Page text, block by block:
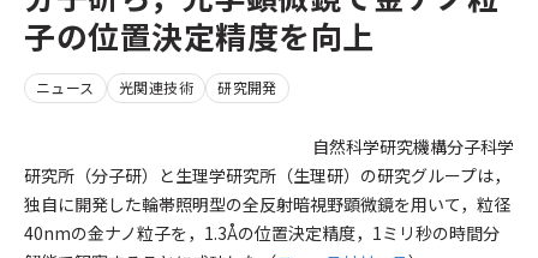
子の位置決定精度を向上
ニュース 光関連技術 研究開発
自然科学研究機構分子科学
研究所（分子研）と生理学研究所（生理研）の研究グループは，
独自に開発した輪帯照明型の全反射暗視野顕微鏡を用いて，粒径
40nmの金ナノ粒子を，1.3Åの位置決定精度，1ミリ秒の時間分